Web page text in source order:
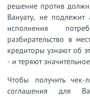
решение против
Вануату, не подлежит
исполнения
разбирательство в
кредиторы узнают об
- и теряют
Чтобы получить чек-
соглашения для